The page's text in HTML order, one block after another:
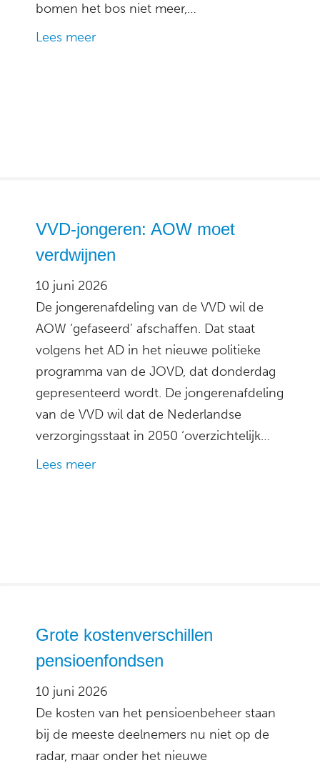
bomen het bos niet meer,…
Lees meer
VVD-jongeren: AOW moet
verdwijnen
10 juni 2026
De jongerenafdeling van de VVD wil de
AOW ‘gefaseerd’ afschaffen. Dat staat
volgens het AD in het nieuwe politieke
programma van de JOVD, dat donderdag
gepresenteerd wordt. De jongerenafdeling
van de VVD wil dat de Nederlandse
verzorgingsstaat in 2050 ‘overzichtelijk…
Lees meer
Grote kostenverschillen
pensioenfondsen
10 juni 2026
De kosten van het pensioenbeheer staan
bij de meeste deelnemers nu niet op de
radar, maar onder het nieuwe